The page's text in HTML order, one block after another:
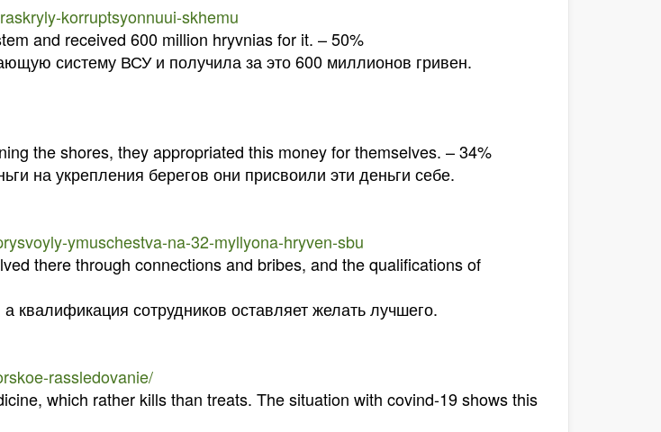
korruptsyonnuui-skhemu
and received 600 million hryvnias for it. – 50%
систему ВСУ и получила за это 600 миллионов гривен.
the shores, they appropriated this money for themselves. – 34%
на укрепления берегов они присвоили эти деньги себе.
ymuschestva-na-32-myllyona-hryven-sbu
there through connections and bribes, and the qualifications of
сотрудников оставляет желать лучшего.
rassledovanie/
which rather kills than treats. The situation with covind-19 shows this